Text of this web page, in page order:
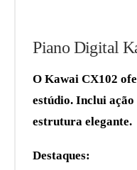
Piano Digital
O Kawai CX102
estúdio. Inclui
estrutura elegante.
Destaques: